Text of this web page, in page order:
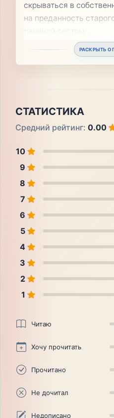
скрываться в
на преданность
РАСКРЫТЬ
СТАТИСТИКА
Средний рейтинг: 0.00
10
9
8
7
6
5
4
3
2
1
Читаю
Хочу прочитать
Прочитано
Не дочитал
Недописано